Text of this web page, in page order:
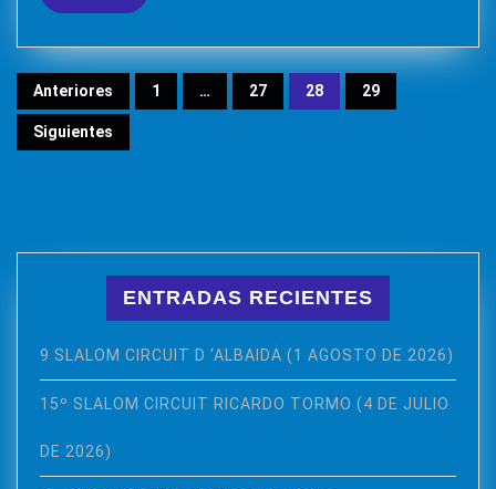
R3
más
Paginación
de
entradas
Anteriores 1 … 27 28 29
Siguientes
ENTRADAS RECIENTES
9 SLALOM CIRCUIT D ‘ALBAIDA (1 AGOSTO DE 2026)
15º SLALOM CIRCUIT RICARDO TORMO (4 DE JULIO
DE 2026)